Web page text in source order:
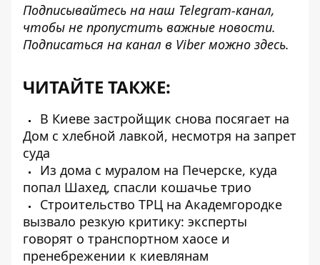
Подписывайтесь на наш Telegram-канал,
чтобы не пропустить важные новости.
Подписаться на канал в Viber можно здесь.
ЧИТАЙТЕ ТАКЖЕ:
В Киеве застройщик снова посягает на
Дом с хлебной лавкой, несмотря на запрет
суда
Из дома с муралом на Печерске, куда
попал Шахед, спасли кошачье трио
Строительство ТРЦ на Академгородке
вызвало резкую критику: эксперты
говорят о транспортном хаосе и
пренебрежении к киевлянам